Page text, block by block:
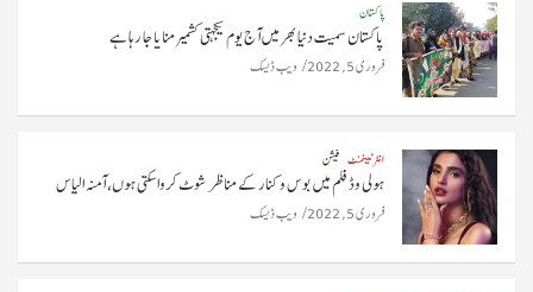
پاکستان
پاکستان سمیت دنیا بھر میں آج یوم یکجہتی کشمیر منایا جا رہا ہے
فروری 5, 2022 ویب ڈیسک
انٹرٹینمنٹ فیشن
ہولی وڈ فلم میں بوس و کنار کے مناظر شوٹ کروا سکتی ہوں، آمنہ الیاس
فروری 5, 2022 ویب ڈیسک